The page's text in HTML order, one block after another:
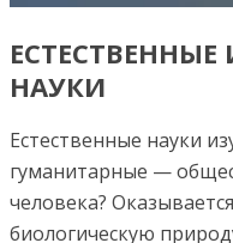
НАУКИ
Естественные науки
гуманитарные —
человека?
биологическую